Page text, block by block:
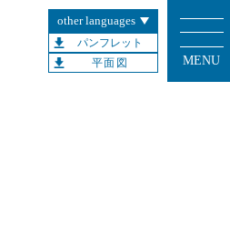
other languages
パンフレット
平面図
MENU